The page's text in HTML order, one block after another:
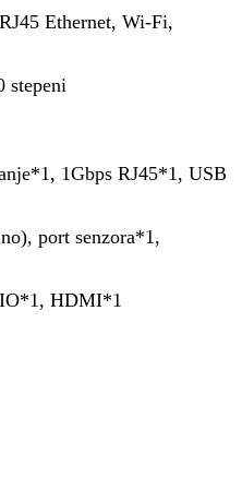
Ethernet, Wi-Fi,
stepeni
1Gbps RJ45*1, USB
port senzora*1,
HDMI*1